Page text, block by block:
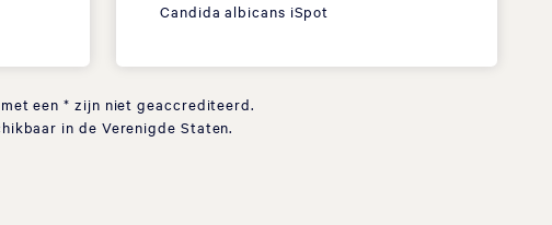
Candida albicans iSpot
een * zijn niet geaccrediteerd.
in de Verenigde Staten.